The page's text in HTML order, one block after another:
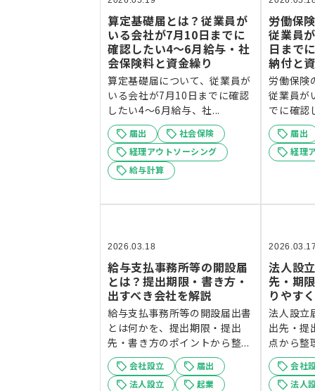
算定基礎届とは？従業員が
いる会社が7月10日までに
確認したい4〜6月給与・社
会保険料と資金繰り
算定基礎届について、従業員が
いる会社が7月10日までに確認
したい4〜6月給与、社...
届出
社会保険
経理アウトソーシング
給与計算
労働保
従業員
日まで
納付と
労働保険
従業員が
でに確認
届出
経理
2026.03.18
給与支払事務所等の開設届
とは？提出期限・書き方・
出すべき会社を解説
給与支払事務所等の開設届出書
とは何かを、提出期限・提出
先・書き方のポイントから整...
会社設立
届出
法人設立
起業
法人設
先・期
りやす
法人設立
出先・提
点から整
会社
法人